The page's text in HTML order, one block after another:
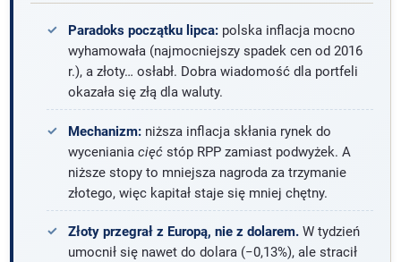
Paradoks początku lipca:polska inflacja mocno
wyhamowała (najmocniejszy spadek cen od 2016
r.), a złoty… osłabł. Dobra wiadomość dla portfeli
okazała się złą dla waluty.
Mechanizm:niższa inflacja skłania rynek do
wyceniania cięćstóp RPP zamiast podwyżek. A
niższe stopy to mniejsza nagroda za trzymanie
złotego, więc kapitał staje się mniej chętny.
Złoty przegrał z Europą, nie z dolarem.W tydzień
umocnił się nawet do dolara (−0,13%), ale stracił